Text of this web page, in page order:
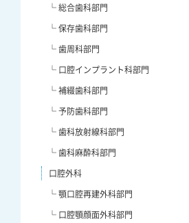
└ 総合歯科部門
└ 保存歯科部門
└ 歯周科部門
└ 口腔インプラント科部門
└ 補綴歯科部門
└ 予防歯科部門
└ 歯科放射線科部門
└ 歯科麻酔科部門
口腔外科
└ 顎口腔再建外科部門
└ 口腔顎顔面外科部門